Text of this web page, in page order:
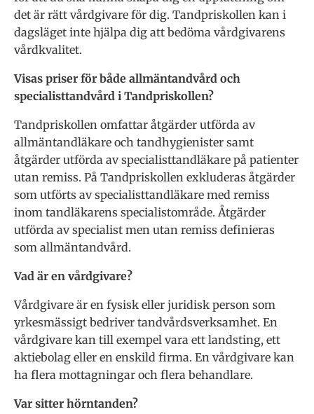
det är rätt vårdgivare för dig. Tandpriskollen kan i
dagsläget inte hjälpa dig att bedöma vårdgivarens
vårdkvalitet.
Visas priser för både allmäntandvård och
specialisttandvård i Tandpriskollen?
Tandpriskollen omfattar åtgärder utförda av
allmäntandläkare och tandhygienister samt
åtgärder utförda av specialisttandläkare på patienter
utan remiss. På Tandpriskollen exkluderas åtgärder
som utförts av specialisttandläkare med remiss
inom tandläkarens specialistområde. Åtgärder
utförda av specialist men utan remiss definieras
som allmäntandvård.
Vad är en vårdgivare?
Vårdgivare är en fysisk eller juridisk person som
yrkesmässigt bedriver tandvårdsverksamhet. En
vårdgivare kan till exempel vara ett landsting, ett
aktiebolag eller en enskild firma. En vårdgivare kan
ha flera mottagningar och flera behandlare.
Var sitter hörntanden?